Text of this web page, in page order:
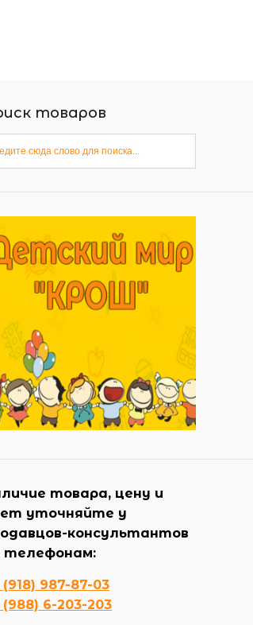
товаров
товара, цену и
уточняйте у
консультантов
телефонам:
(918) 987-87-03
(988) 6-203-203